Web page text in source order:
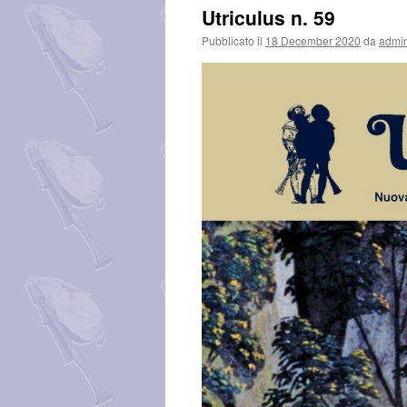
Utriculus n. 59
Pubblicato il 18 December 2020 da